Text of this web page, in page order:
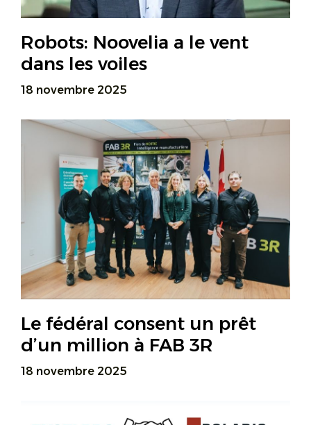
Robots: Noovelia a le vent
dans les voiles
18 novembre 2025
Le fédéral consent un prêt
d’un million à FAB 3R
18 novembre 2025